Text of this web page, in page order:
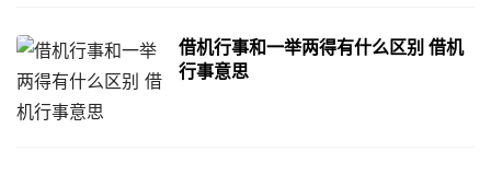
借机行事和一举两得有什么区别 借机
行事意思